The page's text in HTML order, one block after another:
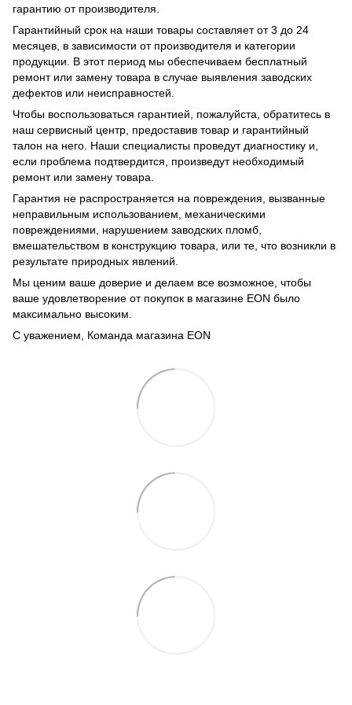
гарантию от производителя.
Гарантийный срок на наши товары составляет от 3 до 24
месяцев, в зависимости от производителя и категории
продукции. В этот период мы обеспечиваем бесплатный
ремонт или замену товара в случае выявления заводских
дефектов или неисправностей.
Чтобы воспользоваться гарантией, пожалуйста, обратитесь в
наш сервисный центр, предоставив товар и гарантийный
талон на него. Наши специалисты проведут диагностику и,
если проблема подтвердится, произведут необходимый
ремонт или замену товара.
Гарантия не распространяется на повреждения, вызванные
неправильным использованием, механическими
повреждениями, нарушением заводских пломб,
вмешательством в конструкцию товара, или те, что возникли в
результате природных явлений.
Мы ценим ваше доверие и делаем все возможное, чтобы
ваше удовлетворение от покупок в магазине EON было
максимально высоким.
С уважением, Команда магазина EON